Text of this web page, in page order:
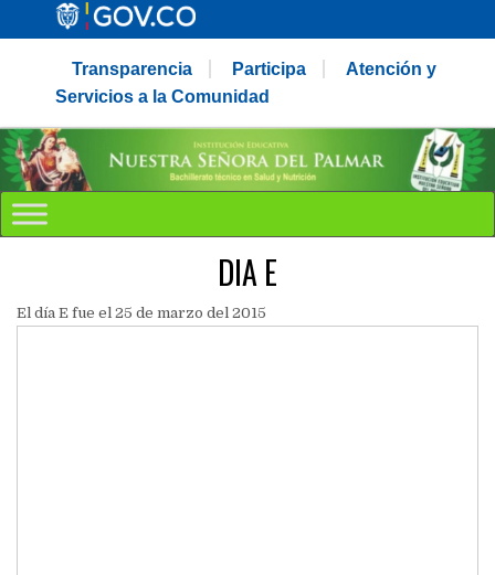
Transparencia Participa
Atención y
Servicios a la Comunidad
DIA E
El día E fue el 25 de marzo del 2015